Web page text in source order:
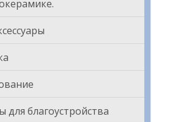
для благоустройства